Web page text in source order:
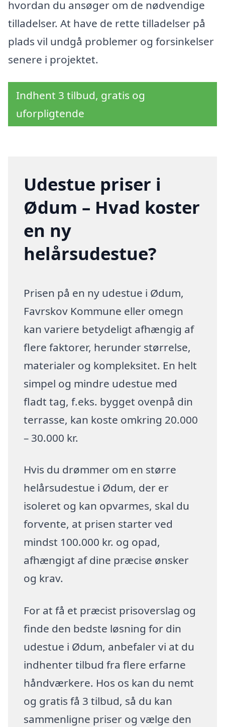
hvordan du ansøger om de nødvendige
tilladelser. At have de rette tilladelser på
plads vil undgå problemer og forsinkelser
senere i projektet.
Indhent 3 tilbud, gratis og
uforpligtende
Udestue priser i
Ødum – Hvad koster
en ny
helårsudestue?
Prisen på en ny udestue i Ødum,
Favrskov Kommune eller omegn
kan variere betydeligt afhængig af
flere faktorer, herunder størrelse,
materialer og kompleksitet. En helt
simpel og mindre udestue med
fladt tag, f.eks. bygget ovenpå din
terrasse, kan koste omkring 20.000
– 30.000 kr.
Hvis du drømmer om en større
helårsudestue i Ødum, der er
isoleret og kan opvarmes, skal du
forvente, at prisen starter ved
mindst 100.000 kr. og opad,
afhængigt af dine præcise ønsker
og krav.
For at få et præcist prisoverslag og
finde den bedste løsning for din
udestue i Ødum, anbefaler vi at du
indhenter tilbud fra flere erfarne
håndværkere. Hos os kan du nemt
og gratis få 3 tilbud, så du kan
sammenligne priser og vælge den